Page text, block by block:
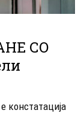
СО
констатација